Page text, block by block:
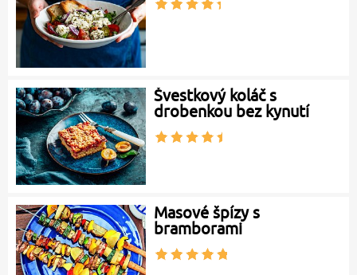
Švestkový koláč s
drobenkou bez kynutí
Masové špízy s
bramborami